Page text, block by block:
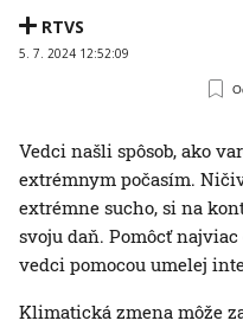
RTVS
5. 7. 2024 12:52:09
Vedci našli spôsob, ako
extrémnym počasím.
extrémne sucho, si na
svoju daň. Pomôcť
vedci pomocou umelej
Klimatická zmena môže